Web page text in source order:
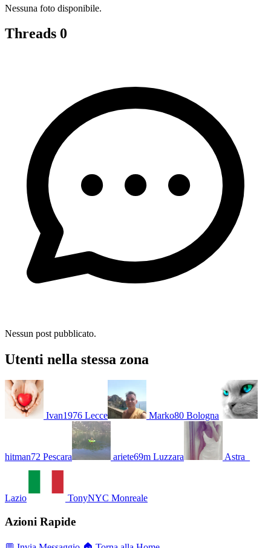
Nessuna foto disponibile.
Threads 0
Nessun post pubblicato.
Utenti nella stessa zona
Ivan1976 Lecce Marko80 Bologna
hitman72 Pescara ariete69m Luzzara Astra_
Lazio TonyNYC Monreale
Azioni Rapide